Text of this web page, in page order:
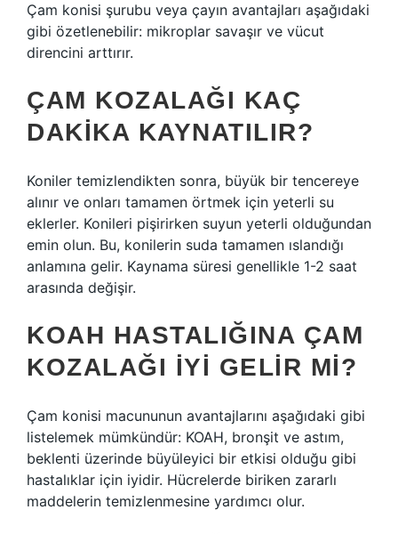
Çam konisi şurubu veya çayın avantajları aşağıdaki
gibi özetlenebilir: mikroplar savaşır ve vücut
direncini arttırır.
ÇAM KOZALAĞI KAÇ
DAKIKA KAYNATILIR?
Koniler temizlendikten sonra, büyük bir tencereye
alınır ve onları tamamen örtmek için yeterli su
eklerler. Konileri pişirirken suyun yeterli olduğundan
emin olun. Bu, konilerin suda tamamen ıslandığı
anlamına gelir. Kaynama süresi genellikle 1-2 saat
arasında değişir.
KOAH HASTALIĞINA ÇAM
KOZALAĞI IYI GELIR MI?
Çam konisi macununun avantajlarını aşağıdaki gibi
listelemek mümkündür: KOAH, bronşit ve astım,
beklenti üzerinde büyüleyici bir etkisi olduğu gibi
hastalıklar için iyidir. Hücrelerde biriken zararlı
maddelerin temizlenmesine yardımcı olur.